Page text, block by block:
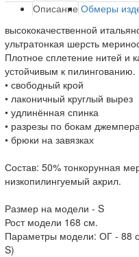
Описание Обмеры
высококачественной
ультратонкая шерсть
Плотное сплетение нитей и
устойчивым к пилингованию.
• свободный крой
• лаконичный круглый вырез
• удлинённая спинка
• разрезы по бокам джемпера
• брюки на завязках
Состав: 50% тонкорунная
низкопилингуемый акрил.
Размер на модели - S
Рост модели 168 см.
Параметры модели: ОГ - 88
S)